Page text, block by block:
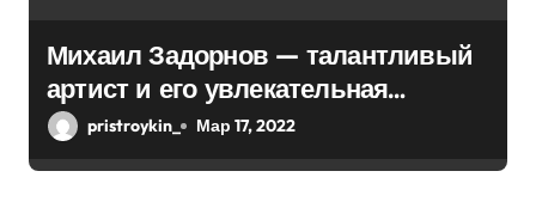
и
я
Михаил Задорнов — талантливый
артист и его увлекательная
биография — выдающиеся
pristroykin_ Мар 17, 2022